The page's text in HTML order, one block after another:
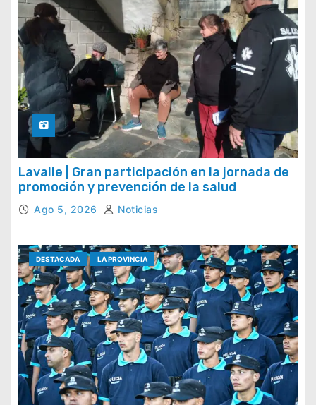
Lavalle | Gran participación en la jornada de
promoción y prevención de la salud
Ago 5, 2026 Noticias
DESTACADA LA PROVINCIA